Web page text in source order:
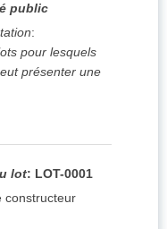
public
:
pour lesquels
présenter une
lot: LOT-0001
constructeur